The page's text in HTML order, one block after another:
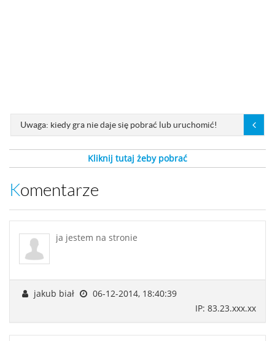
Uwaga: kiedy gra nie daje się pobrać lub uruchomić!
Kliknij tutaj żeby pobrać
Komentarze
ja jestem na stronie
jakub biał
06-12-2014, 18:40:39
IP: 83.23.xxx.xx